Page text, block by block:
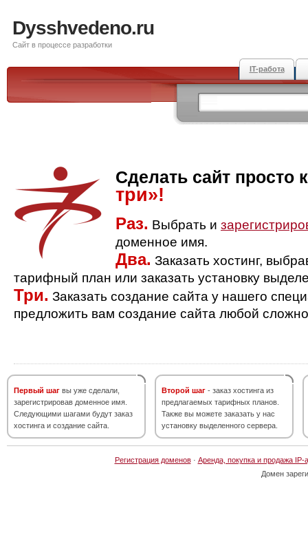
Dysshvedeno.ru
Сайт в процессе разработки
IT-работа
Сделать сайт просто
три»!
Раз. Выбрать и
доменное имя.
Два. Заказать хостинг,
тарифный план или заказать установку
Три. Заказать создание сайта у нашего
предложить вам создание сайта любой
Первый шаг вы уже сделали,
зарегистрировав доменное имя.
Следующими шагами будут заказ
хостинга и создание сайта.
Второй шаг - заказ хостинга из
предлагаемых тарифных планов.
Также вы можете заказать у нас
установку выделенного сервера.
Регистрация доменов· Аренда, покупка и продажа IP-
Домен